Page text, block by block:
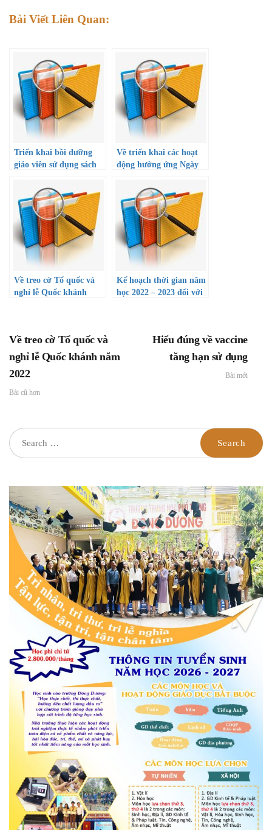
Bài Viết Liên Quan:
Triển khai bồi dưỡng
giáo viên sử dụng sách
học 2022 – 2023
Về triển khai các hoạt
động hưởng ứng Ngày
mua bán người (30/7)
Về treo cờ Tổ quốc và
nghỉ lễ Quốc khánh
Kế hoạch thời gian năm
học 2022 – 2023 đối với
địa bàn Thành phố Hồ
Chí Minh
Về treo cờ Tổ quốc và
nghỉ lễ Quốc khánh năm
2022
Bài cũ hơn
Hiểu đúng về vaccine
tăng hạn sử dụng
Bài mới